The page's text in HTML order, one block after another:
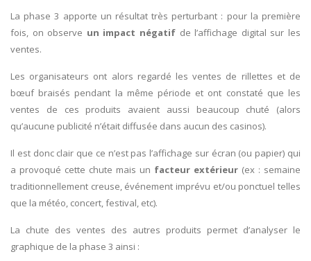
La phase 3 apporte un résultat très perturbant : pour la première
fois, on observe un impact négatif de l’affichage digital sur les
ventes.
Les organisateurs ont alors regardé les ventes de rillettes et de
bœuf braisés pendant la même période et ont constaté que les
ventes de ces produits avaient aussi beaucoup chuté (alors
qu’aucune publicité n’était diffusée dans aucun des casinos).
Il est donc clair que ce n’est pas l’affichage sur écran (ou papier) qui
a provoqué cette chute mais un facteur extérieur (ex : semaine
traditionnellement creuse, événement imprévu et/ou ponctuel telles
que la météo, concert, festival, etc).
La chute des ventes des autres produits permet d’analyser le
graphique de la phase 3 ainsi :